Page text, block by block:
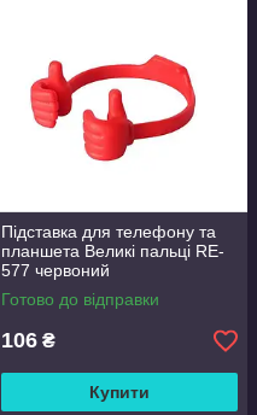
Підставка для телефону та
планшета Великі пальці RE-
577 червоний
Готово до відправки
106 ₴
Купити